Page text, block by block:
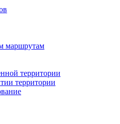
маршрутам
территории
территории